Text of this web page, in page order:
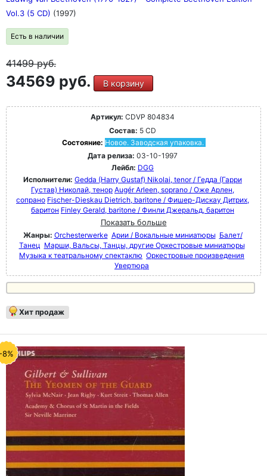
Vol.3 (5 CD) (1997)
Есть в наличии
41499руб.
34569 руб. В корзину
Артикул: CDVP 804834
Состав: 5 CD
Состояние: Новое. Заводская упаковка.
Дата релиза: 03-10-1997
Лейбл: DGG
Исполнители: Gedda (Harry Gustaf) Nikolai, tenor / Гедда (Гарри
Густав) Николай, тенор Augér Arleen, soprano / Оже Арлен,
сопрано Fischer-Dieskau Dietrich, baritone / Фишер-Дискау Дитрих,
баритон Finley Gerald, baritone / Финли Джеральд, баритон
Показать больше
Жанры: Orchesterwerke Арии / Вокальные миниатюры Балет/
Танец Марши, Вальсы, Танцы, другие Оркестровые миниатюры
Музыка к театральному спектаклю Оркестровые произведения
Увертюра
Хит продаж
8%